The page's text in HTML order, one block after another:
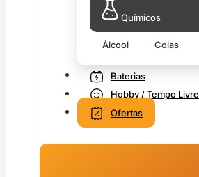
Químicos
Álcool Colas
Baterias
Hobby / Tempo Livre
Ofertas